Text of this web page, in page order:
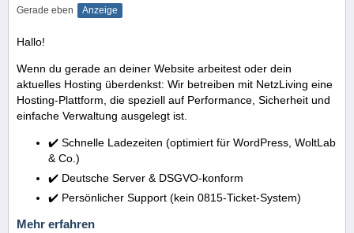
Gerade eben Anzeige
Hallo!
Wenn du gerade an deiner Website arbeitest oder dein
aktuelles Hosting überdenkst: Wir betreiben mit NetzLiving eine
Hosting-Plattform, die speziell auf Performance, Sicherheit und
einfache Verwaltung ausgelegt ist.
✔️ Schnelle Ladezeiten (optimiert für WordPress, WoltLab
& Co.)
✔️ Deutsche Server & DSGVO-konform
✔️ Persönlicher Support (kein 0815-Ticket-System)
Mehr erfahren